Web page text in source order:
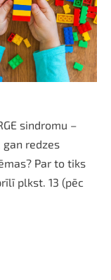
sindromu –
redzes
Par to tiks
plkst. 13 (pēc